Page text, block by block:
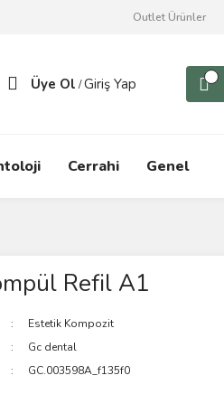
Outlet Ürünler
Üye Ol /Giriş Yap
Cerrahi Genel
Refil A1
Estetik Kompozit
Gc dental
GC.003598A_f135f0